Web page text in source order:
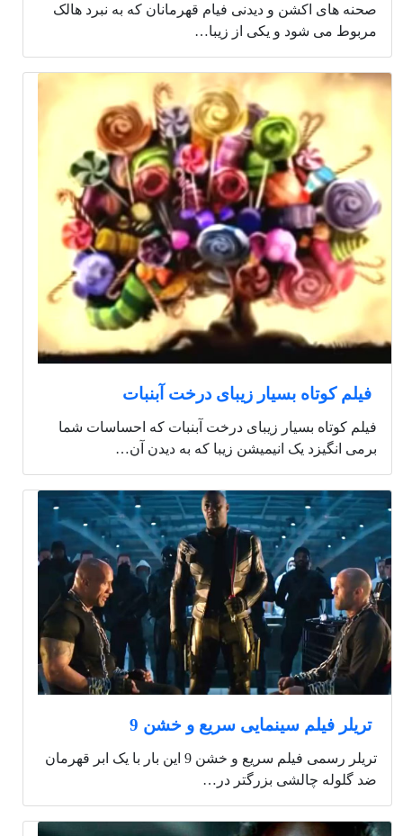
صحنه های اکشن و دیدنی فیام قهرمانان که به نبرد هالک
مربوط می شود و یکی از زیبا…
فیلم کوتاه بسیار زیبای درخت آبنبات
فیلم کوتاه بسیار زیبای درخت آبنبات که احساسات شما
برمی انگیزد یک انیمیشن زیبا که به دیدن آن…
تریلر فیلم سینمایی سریع و خشن 9
تریلر رسمی فیلم سریع و خشن 9 این بار با یک ابر قهرمان
ضد گلوله چالشی بزرگتر در…